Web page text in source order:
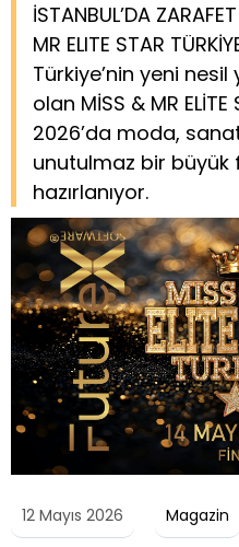
İSTANBUL’DA
MR ELITE STAR
Türkiye’nin yeni nesil
olan MİSS & MR ELİTE
2026’da moda,
unutulmaz bir
hazırlanıyor.
12 Mayıs 2026 Magazin